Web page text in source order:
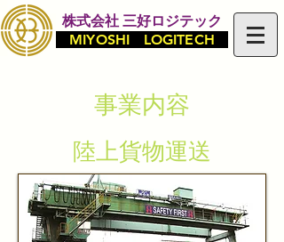
株式会社 三好ロジテック
MIYOSHI LOGITECH
事業内容
陸上貨物運送